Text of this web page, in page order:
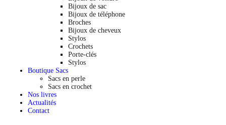
Bijoux de sac
Bijoux de téléphone
Broches
Bijoux de cheveux
Stylos
Crochets
Porte-clés
Stylos
Boutique Sacs
Sacs en perle
Sacs en crochet
Nos livres
Actualités
Contact